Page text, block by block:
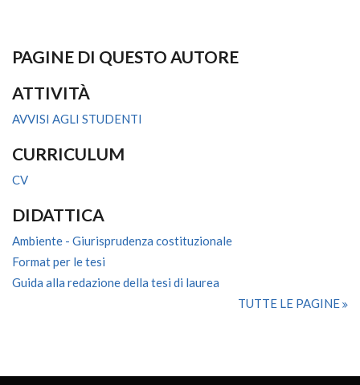
PAGINE DI QUESTO AUTORE
ATTIVITÀ
AVVISI AGLI STUDENTI
CURRICULUM
CV
DIDATTICA
Ambiente - Giurisprudenza costituzionale
Format per le tesi
Guida alla redazione della tesi di laurea
TUTTE LE PAGINE